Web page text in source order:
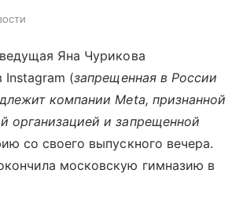
Яна Чурикова
Instagram (запрещенная в России
компании Meta, признанной
организацией и запрещенной
со своего выпускного вечера.
московскую гимназию в